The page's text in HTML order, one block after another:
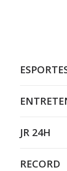
JR 24H
RECORD